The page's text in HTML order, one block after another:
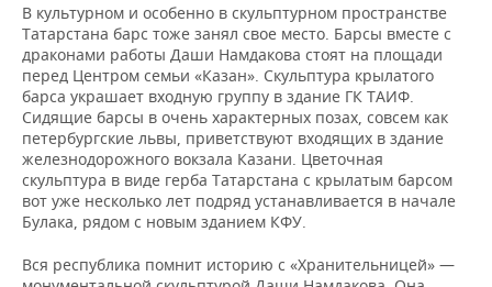
В культурном и особенно в скульптурном пространстве
Татарстана барс тоже занял свое место. Барсы вместе с
драконами работы Даши Намдакова стоят на площади
перед Центром семьи «Казан». Скульптура крылатого
барса украшает входную группу в здание ГК ТАИФ.
Сидящие барсы в очень характерных позах, совсем как
петербургские львы, приветствуют входящих в здание
железнодорожного вокзала Казани. Цветочная
скульптура в виде герба Татарстана с крылатым барсом
вот уже несколько лет подряд устанавливается в начале
Булака, рядом с новым зданием КФУ.
Вся республика помнит историю с «Хранительницей» —